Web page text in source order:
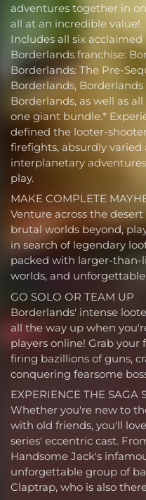
adventures together in
all at an incredible value!
Includes all six
Borderlands franchise:
Borderlands: The Pre-
Borderlands,
Borderlands, as well as
one giant bundle.*
defined the looter-
firefights, absurdly
interplanetary
play.
MAKE COMPLETE
Venture across the
brutal worlds beyond,
in search of legendary
packed with larger-than-
worlds, and unforgettable
GO SOLO OR TEAM UP
Borderlands' intense
all the way up when
players online! Grab your
firing bazillions of guns,
conquering fearsome
EXPERIENCE THE SAGA
Whether you're new to
with old friends, you'll
series' eccentric cast.
Handsome Jack's
unforgettable group of
Claptrap, who is also